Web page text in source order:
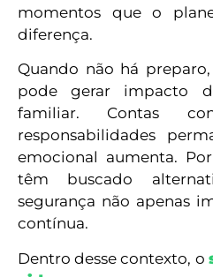
momentos que o
diferença.
Quando não há
pode gerar impacto
familiar. Contas
responsabilidades
emocional aumenta.
têm buscado
segurança não apenas
contínua.
Dentro desse contexto, o